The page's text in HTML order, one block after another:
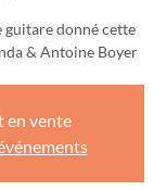
guitare donné cette
& Antoine Boyer
en vente